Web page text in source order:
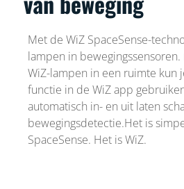
Met de WiZ SpaceSense-
lampen in
WiZ-lampen in een ruimte kun
functie in de WiZ app
automatisch in- en uit laten
bewegingsdetectie.Het is
SpaceSense. Het is WiZ.